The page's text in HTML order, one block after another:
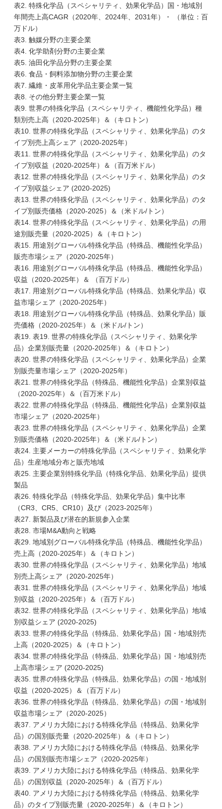
表2. 特殊化学品（スペシャリティ、効果化学品）国・地域別
年間売上高CAGR（2020年、2024年、2031年）・ （単位：百
万ドル）
表3. 触媒分野の主要企業
表4. 化学助剤分野の主要企業
表5. 油田化学品分野の主要企業
表6. 食品・飼料添加物分野の主要企業
表7. 繊維・皮革用化学品主要企業一覧
表8. その他分野主要企業一覧
表9. 世界の特殊化学品（スペシャリティ、機能性化学品）種
類別売上高（2020-2025年）＆（キロトン）
表10. 世界の特殊化学品（スペシャリティ、効果化学品）のタ
イプ別売上高シェア（2020-2025年）
表11. 世界の特殊化学品（スペシャリティ、効果化学品）のタ
イプ別収益（2020-2025年）＆（百万米ドル）
表12. 世界の特殊化学品（スペシャリティ、効果化学品）のタ
イプ別収益シェア (2020-2025)
表13. 世界の特殊化学品（スペシャリティ、効果化学品）のタ
イプ別販売価格（2020-2025）＆（米ドル/トン）
表14. 世界の特殊化学品（スペシャリティ、効果化学品）の用
途別販売量（2020-2025）＆（キロトン）
表15. 用途別グローバル特殊化学品（特殊品、機能性化学品）
販売市場シェア（2020-2025年）
表16. 用途別グローバル特殊化学品（特殊品、機能性化学品）
収益（2020-2025年）＆ （百万ドル）
表17. 用途別グローバル特殊化学品（特殊品、効果化学品）収
益市場シェア（2020-2025年）
表18. 用途別グローバル特殊化学品（特殊品、効果化学品）販
売価格（2020-2025年）＆（米ドル/トン）
表19. 表19. 世界の特殊化学品（スペシャリティ、効果化学
品）企業別販売量（2020-2025年）＆（キロトン）
表20. 世界の特殊化学品（スペシャリティ、効果化学品）企業
別販売量市場シェア（2020-2025年）
表21. 世界の特殊化学品（特殊品、機能性化学品）企業別収益
（2020-2025年）＆（百万米ドル）
表22. 世界の特殊化学品（特殊品、機能性化学品）企業別収益
市場シェア（2020-2025年）
表23. 世界の特殊化学品（スペシャリティ、効果化学品）企業
別販売価格（2020-2025年）＆（米ドル/トン）
表24. 主要メーカーの特殊化学品（スペシャリティ、効果化学
品）生産地域分布と販売地域
表25. 主要企業別特殊化学品（特殊化学品、効果化学品）提供
製品
表26. 特殊化学品（特殊化学品、効果化学品）集中比率
（CR3、CR5、CR10）及び（2023-2025年）
表27. 新製品及び潜在的新規参入企業
表28. 市場M&A動向と戦略
表29. 地域別グローバル特殊化学品（特殊品、機能性化学品）
売上高（2020-2025年）＆（キロトン）
表30. 世界の特殊化学品（スペシャリティ、効果化学品）地域
別売上高シェア（2020-2025年）
表31. 世界の特殊化学品（スペシャリティ、効果化学品）地域
別収益（2020-2025年）＆（百万ドル）
表32. 世界の特殊化学品（スペシャリティ、効果化学品）地域
別収益シェア (2020-2025)
表33. 世界の特殊化学品（特殊品、効果化学品）国・地域別売
上高（2020-2025）＆（キロトン）
表34. 世界の特殊化学品（特殊品、効果化学品）国・地域別売
上高市場シェア (2020-2025)
表35. 世界の特殊化学品（特殊品、効果化学品）の国・地域別
収益（2020-2025）＆（百万ドル）
表36. 世界の特殊化学品（特殊品、効果化学品）の国・地域別
収益市場シェア（2020-2025）
表37. アメリカ大陸における特殊化学品（特殊品、効果化学
品）の国別販売量（2020-2025年）＆（キロトン）
表38. アメリカ大陸における特殊化学品（特殊品、効果化学
品）の国別販売市場シェア（2020-2025年）
表39. アメリカ大陸における特殊化学品（特殊品、効果化学
品）の国別収益（2020-2025年）＆（百万ドル）
表40. アメリカ大陸における特殊化学品（特殊品、効果化学
品）のタイプ別販売量（2020-2025年）＆（キロトン）